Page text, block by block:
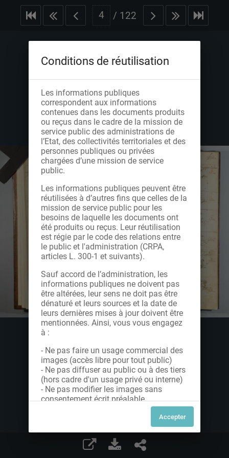
/ 122
Conditions de réutilisation
Les informations publiques
correspondent aux informations
contenues dans les documents produits
ou reçus dans le cadre de la mission de
service public des administrations de
l’Etat, des collectivités territoriales et des
personnes publiques ou privées
chargées d’une mission de service
public.
Les informations publiques peuvent être
réutilisées à d’autres fins que celles de la
mission de service public pour les
besoins de laquelle les documents ont
été produits ou reçus. Leur réutilisation
est régie par le code des relations entre
le public et l'administration (CRPA,
articles L. 300-1 et suivants).
Sauf accord de l’administration, les
informations publiques ne doivent pas
être altérées, leur sens ne doit pas être
dénaturé et leurs sources et la date de
leurs dernières mises à jour doivent être
mentionnées. Ainsi, vous vous engagez
à :
- Ne pas faire un usage commercial des
images (accès libre pour tout public)
- Ne pas diffuser au public ou à des tiers
(hors cadre d'un usage privé ou interne)
- Ne pas modifier les images sans
consentement écrit préalable
Dans le cas contraire, nous vous invitons
à nous contacter afin de solliciter le type
de Licence souhaitée parmi celles
proposées et le cas échéant, acquitter